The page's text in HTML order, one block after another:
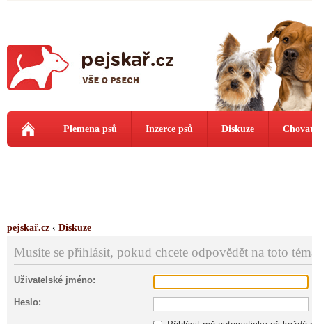
Plemena psů Inzerce psů Diskuze
pejskař.cz ‹ Diskuze
Musíte se přihlásit, pokud chcete odpovědět na toto
Uživatelské jméno:
Heslo: